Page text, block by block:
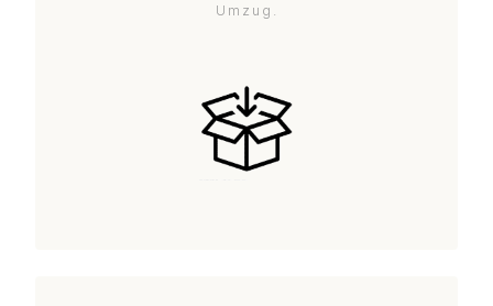
Umzug.